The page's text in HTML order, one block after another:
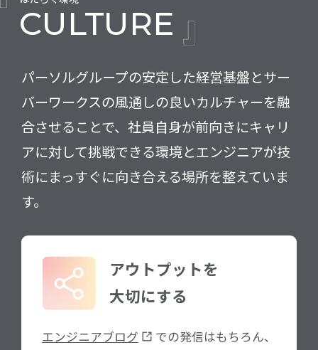
CULTURE
パーソルグループの安定した経営基盤とサー
バーワークスの風通しの良いカルチャーを融
合させることで、社員自身が前向きにキャリ
アに対して挑戦できる環境とエンジニアが技
術にまっすぐに向き合える場所を整えていま
す。
アウトプットを
大切にする
エンジニアブログ
での発信はもちろん、